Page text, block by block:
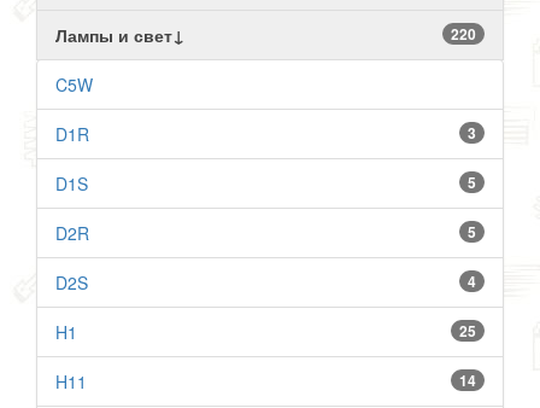
Лампы и свет↓ 220
C5W
3
D1R
5
D1S
5
D2R
4
D2S
25
H1
14
H11